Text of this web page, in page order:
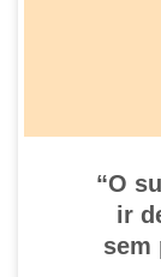
“O
ir
sem